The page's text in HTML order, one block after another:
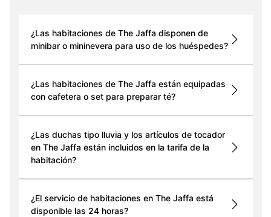
¿Las habitaciones de The Jaffa disponen de
minibar o mininevera para uso de los huéspedes?
¿Las habitaciones de The Jaffa están equipadas
con cafetera o set para preparar té?
¿Las duchas tipo lluvia y los artículos de tocador
en The Jaffa están incluidos en la tarifa de la
habitación?
¿El servicio de habitaciones en The Jaffa está
disponible las 24 horas?